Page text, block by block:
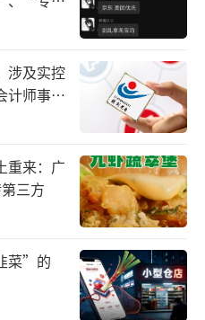
略思路。其实，过去
列创新变革，已经逐
方法揭示出来。
本界与产业界关注问
石药创新制药频繁整
乎成为了未来解法之
来行至何处，值得持
涉及实控
计师事务
重来：广
三方
菜”的